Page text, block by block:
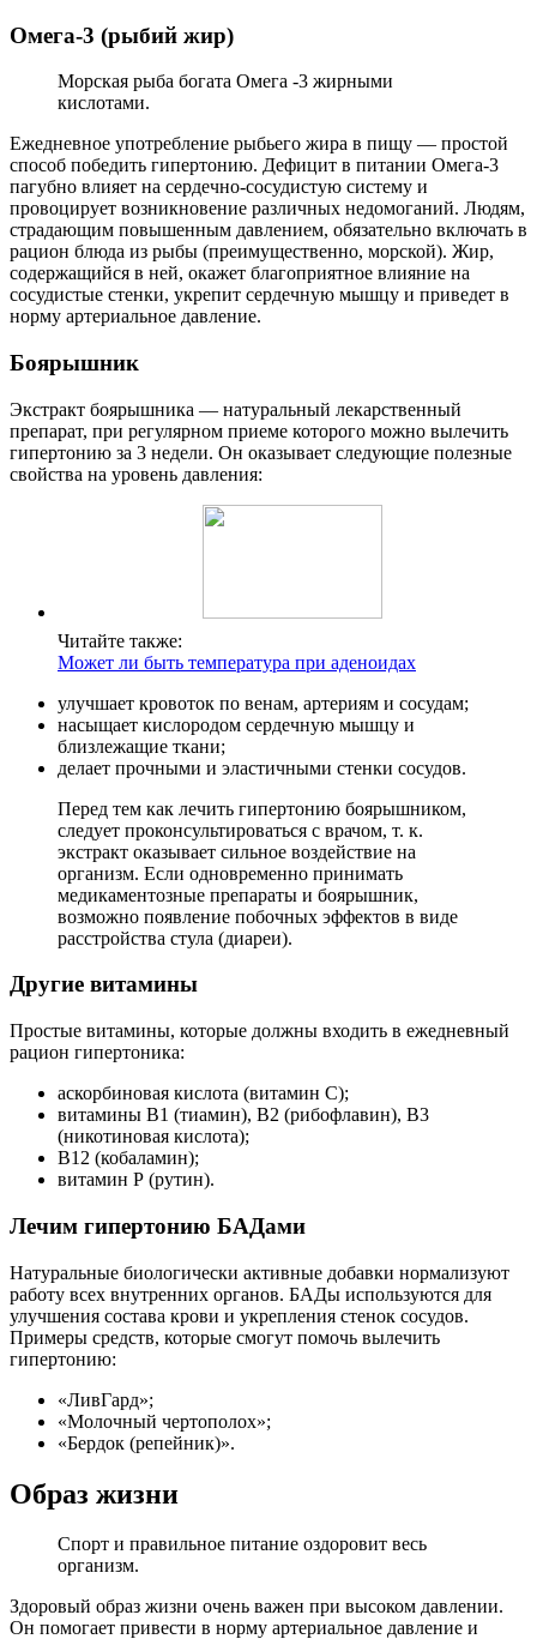
Омега-3 (рыбий жир)
Морская рыба богата Омега -3 жирными
кислотами.
Ежедневное употребление рыбьего жира в пищу — простой
способ победить гипертонию. Дефицит в питании Омега-3
пагубно влияет на сердечно-сосудистую систему и
провоцирует возникновение различных недомоганий. Людям,
страдающим повышенным давлением, обязательно включать в
рацион блюда из рыбы (преимущественно, морской). Жир,
содержащийся в ней, окажет благоприятное влияние на
сосудистые стенки, укрепит сердечную мышцу и приведет в
норму артериальное давление.
Боярышник
Экстракт боярышника — натуральный лекарственный
препарат, при регулярном приеме которого можно вылечить
гипертонию за 3 недели. Он оказывает следующие полезные
свойства на уровень давления:
Читайте также:
Может ли быть температура при аденоидах
улучшает кровоток по венам, артериям и сосудам;
насыщает кислородом сердечную мышцу и
близлежащие ткани;
делает прочными и эластичными стенки сосудов.
Перед тем как лечить гипертонию боярышником,
следует проконсультироваться с врачом, т. к.
экстракт оказывает сильное воздействие на
организм. Если одновременно принимать
медикаментозные препараты и боярышник,
возможно появление побочных эффектов в виде
расстройства стула (диареи).
Другие витамины
Простые витамины, которые должны входить в ежедневный
рацион гипертоника:
аскорбиновая кислота (витамин С);
витамины В1 (тиамин), В2 (рибофлавин), В3
(никотиновая кислота);
В12 (кобаламин);
витамин Р (рутин).
Лечим гипертонию БАДами
Натуральные биологически активные добавки нормализуют
работу всех внутренних органов. БАДы используются для
улучшения состава крови и укрепления стенок сосудов.
Примеры средств, которые смогут помочь вылечить
гипертонию:
«ЛивГард»;
«Молочный чертополох»;
«Бердок (репейник)».
Образ жизни
Спорт и правильное питание оздоровит весь
организм.
Здоровый образ жизни очень важен при высоком давлении.
Он помогает привести в норму артериальное давление и